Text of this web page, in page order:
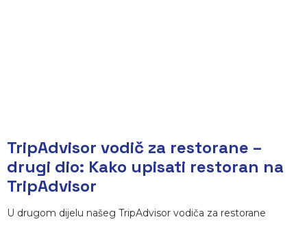
TripAdvisor vodič za restorane –
drugi dio: Kako upisati restoran na
TripAdvisor
U drugom dijelu našeg TripAdvisor vodiča za restorane